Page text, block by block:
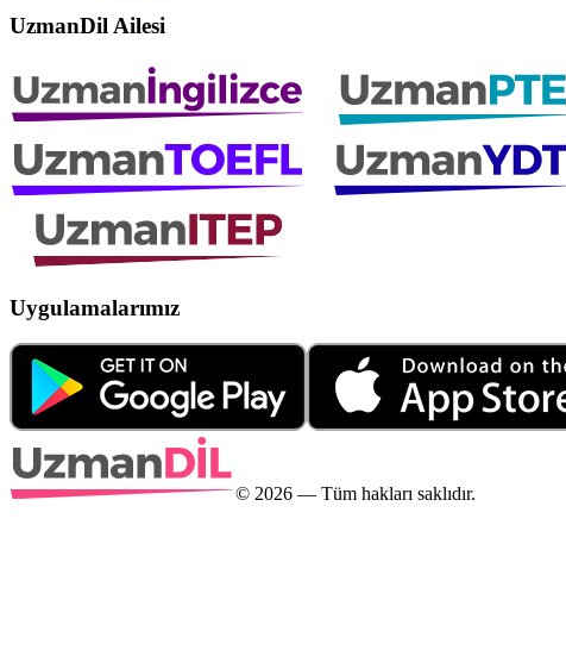
UzmanDil Ailesi
Uygulamalarımız
© 2026 — Tüm hakları saklıdır.